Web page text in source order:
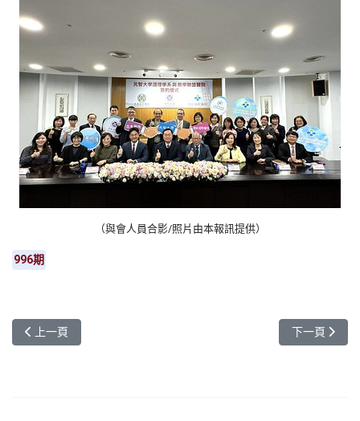
（與會人員合影/照片由本報訊提供）
996期
上一篇文章: 元智大學35生日快樂 舉辦校友餐會凝聚向心力
上一頁 下一篇文章:
下一頁